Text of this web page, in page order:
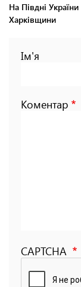
На Півдні
Харківщини
Ім'я
Коментар
CAPTCHA